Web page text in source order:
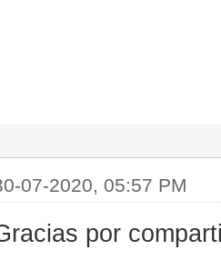
07-2020, 05:57 PM
por